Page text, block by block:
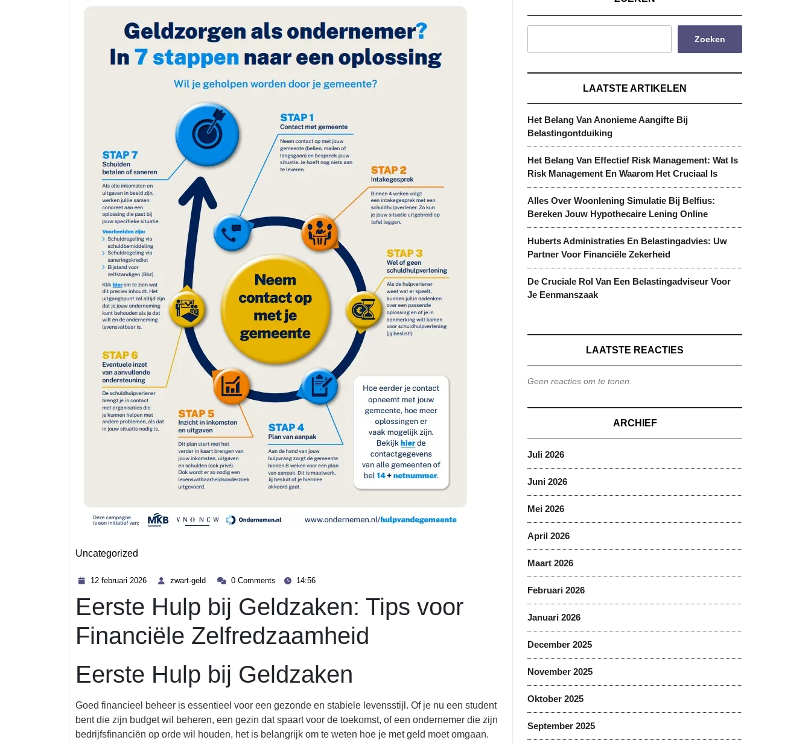
Uncategorized
12 februari 2026
2026
zwart-geld
zwart- 0 Comments 14:56
Eerste Hulp bij Geldzaken: Tips voor
Financiële Zelfredzaamheid
Eerste Hulp bij Geldzaken
Goed financieel beheer is essentieel voor een gezonde en stabiele levensstijl. Of je nu een student
bent die zijn budget wil beheren, een gezin dat spaart voor de toekomst, of een ondernemer die zijn
bedrijfsfinanciën op orde wil houden, het is belangrijk om te weten hoe je met geld moet omgaan.
Zoeken
LAATSTE ARTIKELEN
Het Belang Van Anonieme Aangifte Bij
Belastingontduiking
Het Belang Van Effectief Risk Management: Wat Is
Risk Management En Waarom Het Cruciaal Is
Alles Over Woonlening Simulatie Bij Belfius:
Bereken Jouw Hypothecaire Lening Online
Huberts Administraties En Belastingadvies: Uw
Partner Voor Financiële Zekerheid
De Cruciale Rol Van Een Belastingadviseur Voor
Je Eenmanszaak
LAATSTE REACTIES
Geen reacties om te tonen.
ARCHIEF
Juli 2026
Juni 2026
Mei 2026
April 2026
Maart 2026
Februari 2026
Januari 2026
December 2025
November 2025
Oktober 2025
September 2025